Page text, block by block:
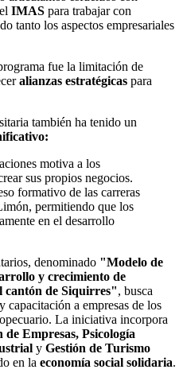
IMAS para trabajar con
tanto los aspectos empresariales
fue la limitación de
alianzas estratégicas para
también ha tenido un
motiva a los
sus propios negocios.
formativo de las carreras
permitiendo que los
en el desarrollo
denominado "Modelo de
y crecimiento de
cantón de Siquirres", busca
capacitación a empresas de los
La iniciativa incorpora
Empresas, Psicología
y Gestión de Turismo
en la economía social solidaria.